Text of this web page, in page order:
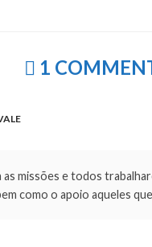
1
missões e todos
como o apoio aqueles